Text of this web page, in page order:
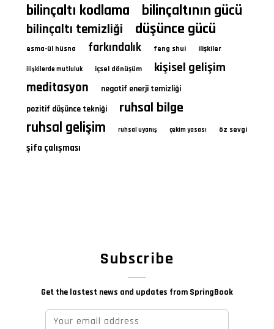
bilinçaltı kodlama bilinçaltının gücü
bilinçaltı temizliği düşünce gücü
esma-ül hüsna farkındalık feng shui ilişkiler
ilişkilerde mutluluk içsel dönüşüm
kişisel gelişim
meditasyon
negatif enerji temizliği
pozitif düşünce tekniği
ruhsal bilge
ruhsal gelişim
ruhsal uyanış çekim yasası öz sevgi
şifa çalışması
Subscribe
Get the lastest news and updates from SpringBook